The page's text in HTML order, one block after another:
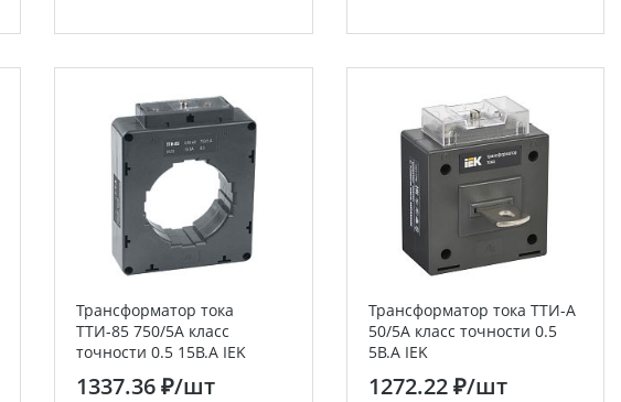
Трансформатор тока
ТТИ-85 750/5А класс
точности 0.5 15В.А IEK
1337.36 ₽/шт
Трансформатор тока ТТИ-А
50/5А класс точности 0.5
5В.А IEK
1272.22 ₽/шт